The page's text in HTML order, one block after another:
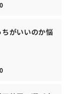
がいいのか悩